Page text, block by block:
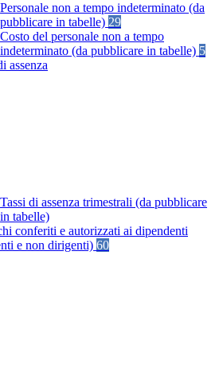
Personale non a tempo indeterminato (da
pubblicare in tabelle) 29
Costo del personale non a tempo
indeterminato (da pubblicare in tabelle) 5
assenza
Tassi di assenza trimestrali (da pubblicare
in tabelle)
conferiti e autorizzati ai dipendenti
e non dirigenti) 60